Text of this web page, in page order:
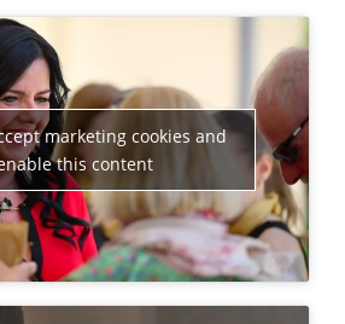
marketing cookies and
this content